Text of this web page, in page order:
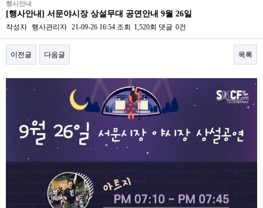
행사안내
[행사안내] 서문야시장 상설무대 공연안내 9월 26일
작성자 행사관리자 21-09-26 16:54 조회 1,520회 댓글 0건
이전글 다음글 목록